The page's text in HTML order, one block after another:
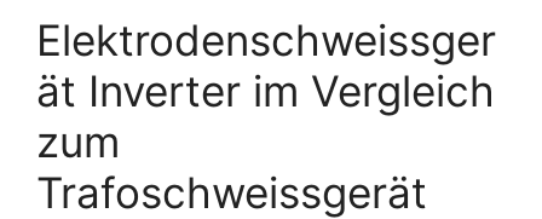
Elektrodenschweissger
ät Inverter im Vergleich
zum
Trafoschweissgerät